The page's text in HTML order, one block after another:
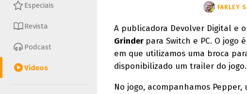
Especiais
Revista
Podcast
Vídeos
FARLEY
A publicadora Devolver Digital e
Grinder para Switch e PC. O
em que utilizamos uma broca
disponibilizado um trailer do jogo.
No jogo, acompanhamos